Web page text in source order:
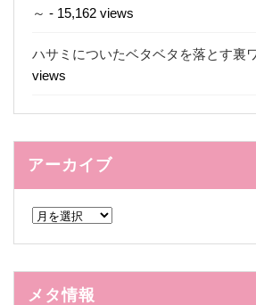
～ - 15,162 views
ハサミについたベタベタを落とす裏
views
アーカイブ
ア
イ
ブ
メタ情報